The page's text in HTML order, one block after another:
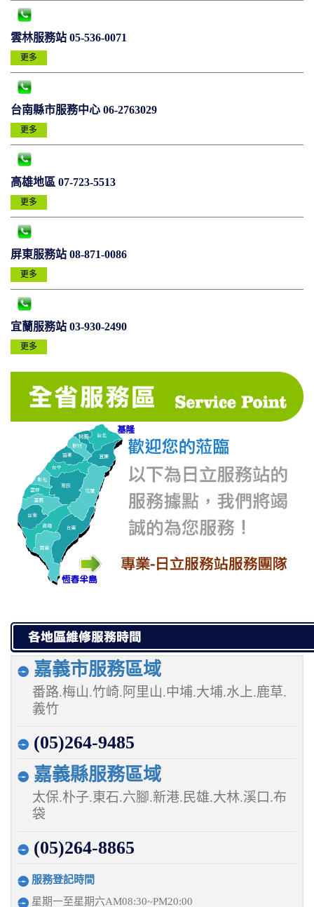
雲林服務站 05-536-0071
更多
台南縣市服務中心 06-2763029
更多
高雄地區 07-723-5513
更多
屏東服務站 08-871-0086
更多
宜蘭服務站 03-930-2490
更多
嘉義市服務區域
番路.梅山.竹崎.阿里山.中埔.大埔.水上.鹿草.
義竹
(05)264-9485
嘉義縣服務區域
太保.朴子.東石.六腳.新港.民雄.大林.溪口.布
袋
(05)264-8865
服務登記時間
星期一至星期六AM08:30~PM20:00